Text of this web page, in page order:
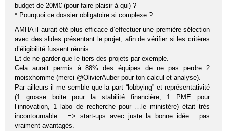
budget de 20M€ (pour faire plaisir à qui) ?
* Pourquoi ce dossier obligatoire si complexe ?
AMHA il aurait été plus efficace d’effectuer une première sélection
avec des slides présentant le projet, afin de vérifier si les critères
d’éligibilité fussent réunis.
Et de ne garder que le tiers des projets par exemple.
Cela aurait permis à 88% des équipes de ne pas perdre 2
moisxhomme (merci @OlivierAuber pour ton calcul et analyse).
Par ailleurs il me semble que la part “lobbying” et représentativité
(1 grosse boite pour la stabilité financière, 1 PME pour
l’innovation, 1 labo de recherche pour …le ministère) était très
incontournable… => start-ups avec juste la bonne idée : pas
vraiment avantagés.